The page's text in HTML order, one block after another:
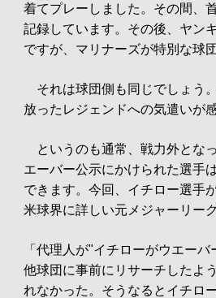
着てプレーしました。その間、
記録しています。その後、ヤン
ですが、マリナーズが特別な球
それは球団側も同じでしょう
放ったレジェンドへの気遣いが
というのも通常、戦力外とな
エーバー公示にかけられた選手
できます。今回、イチロー選手
米球界に詳しい元メジャーリー
「代理人が"イチローがウエー
他球団に事前にリサーチしたよ
れなかった。そうなるとイチロ